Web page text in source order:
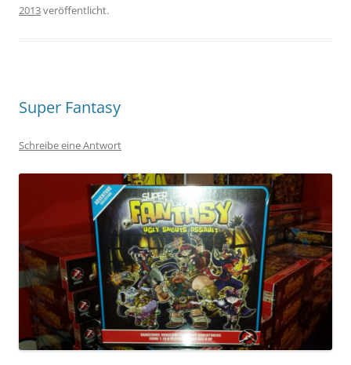
2013veröffentlicht.
Super Fantasy
Schreibe eine Antwort